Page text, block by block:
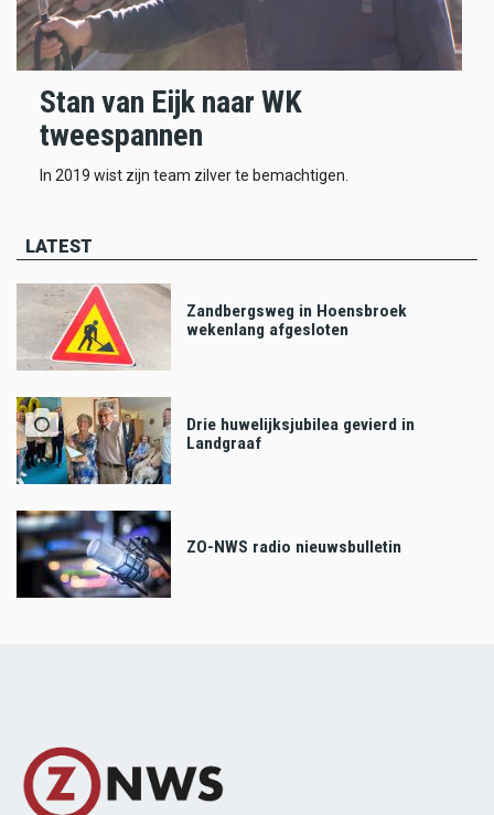
Stan van Eijk naar WK
tweespannen
In 2019 wist zijn team zilver te bemachtigen.
LATEST
Zandbergsweg in Hoensbroek
wekenlang afgesloten
Drie huwelijksjubilea gevierd in
Landgraaf
ZO-NWS radio nieuwsbulletin